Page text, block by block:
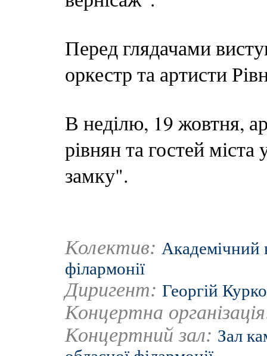
Перед глядачами
оркестр та артисти
В неділю, 19 жовтня,
рівнян та гостей
замку".
Колектив: Академічний
філармонії
Диригент: Георгій
Концертна
Концертний зал: Зал